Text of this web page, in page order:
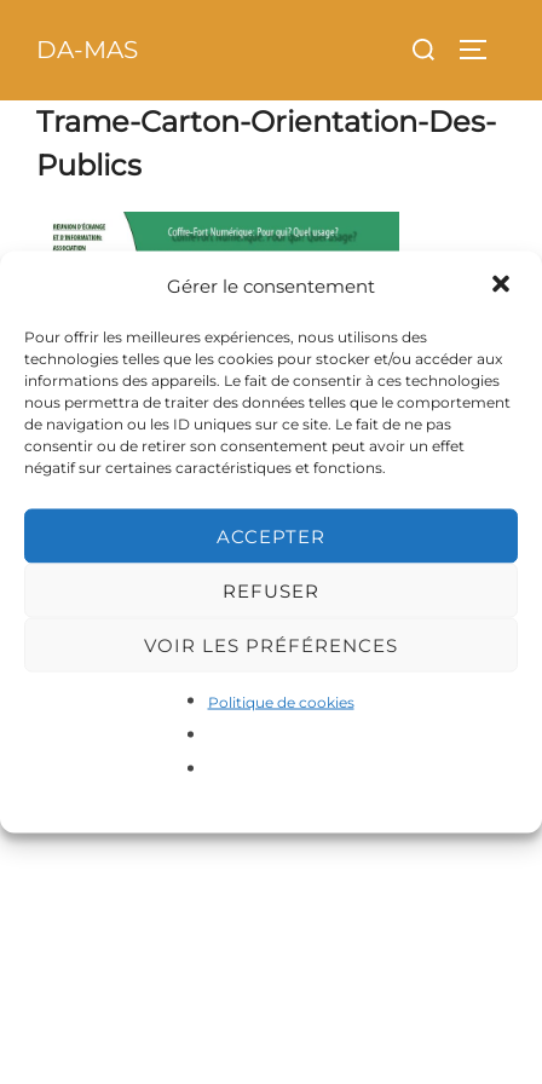
Gérer le consentement
Pour offrir les meilleures expériences, nous utilisons des
technologies telles que les cookies pour stocker et/ou accéder aux
informations des appareils. Le fait de consentir à ces technologies
nous permettra de traiter des données telles que le comportement
de navigation ou les ID uniques sur ce site. Le fait de ne pas
consentir ou de retirer son consentement peut avoir un effet
négatif sur certaines caractéristiques et fonctions.
ACCEPTER
REFUSER
VOIR LES PRÉFÉRENCES
Politique de cookies
DA-MAS Rechercher :
Trame-Carton-Orientation-Des-
Publics
Inspiro ThemeparWPZOOM